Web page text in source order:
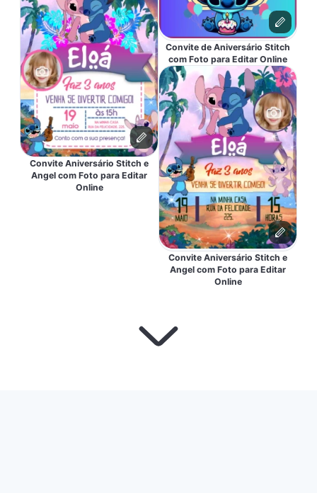
Convite Aniversário Stitch e
Angel com Foto para Editar
Online
Convite de Aniversário Stitch
com Foto para Editar Online
Convite Aniversário Stitch e
Angel com Foto para Editar
Online